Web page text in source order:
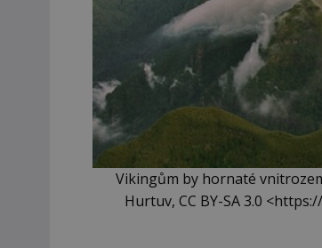
Vikingům by hornaté
Hurtuv, CC BY-SA 3.0